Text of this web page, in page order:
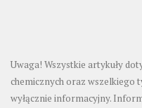
Uwaga! Wszystkie artykuły
chemicznych oraz wszelkiego
wyłącznie informacyjny.